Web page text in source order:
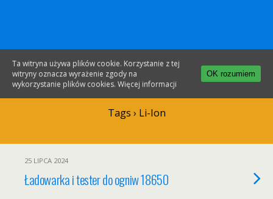
Gotronik.com
Tags › Li-Ion
25 LIPCA 2024
Ładowarka i tester do ogniw 18650
Ta witryna używa plików cookie. Korzystanie z tej
witryny oznacza wyrażenie zgody na
wykorzystanie plików cookies. Więcej informacji
OK rozumiem